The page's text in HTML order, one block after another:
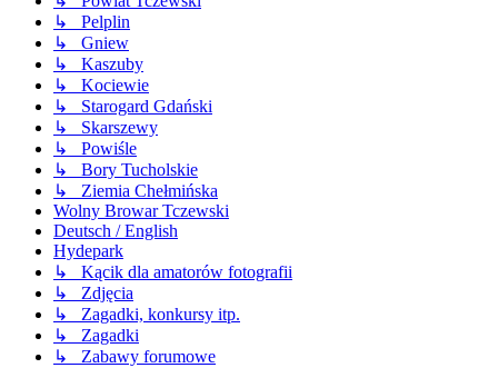
↳ Pelplin
↳ Gniew
↳ Kaszuby
↳ Kociewie
↳ Starogard Gdański
↳ Skarszewy
↳ Powiśle
↳ Bory Tucholskie
↳ Ziemia Chełmińska
Wolny Browar Tczewski
Deutsch / English
Hydepark
↳ Kącik dla amatorów fotografii
↳ Zdjęcia
↳ Zagadki, konkursy itp.
↳ Zagadki
↳ Zabawy forumowe